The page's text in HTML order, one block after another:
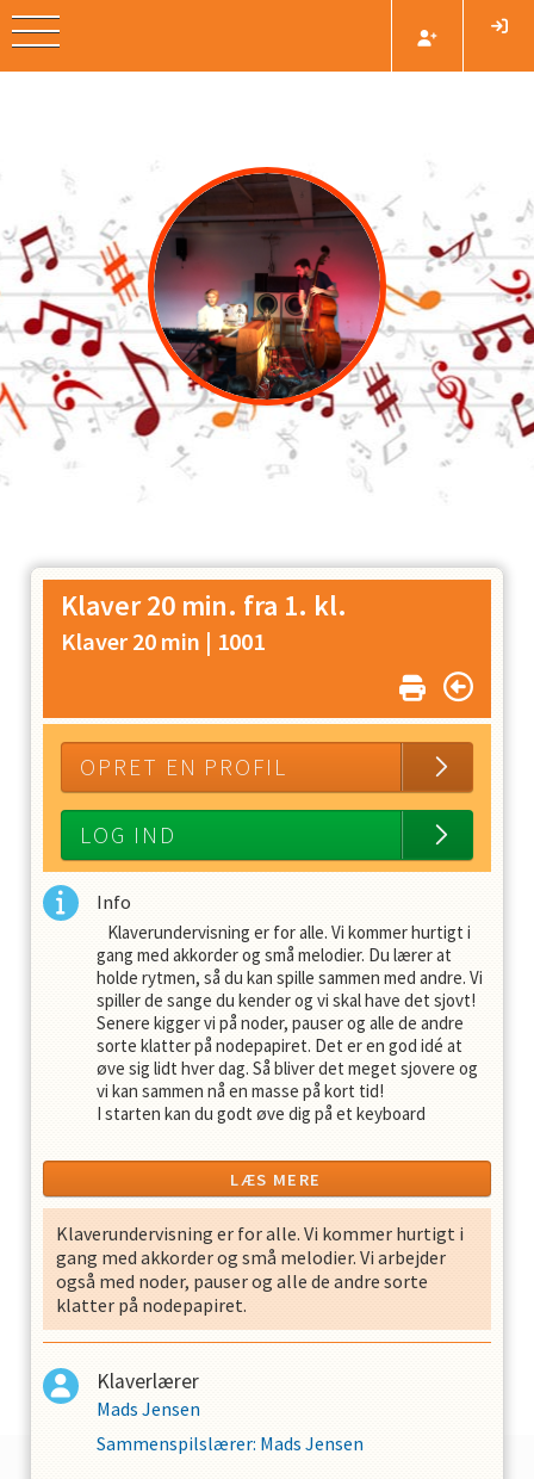
Klaver 20 min. fra 1. kl.
Klaver 20 min | 1001
OPRET EN PROFIL
LOG IND
Info
Klaverundervisning er for alle. Vi kommer hurtigt i
gang med akkorder og små melodier. Du lærer at
holde rytmen, så du kan spille sammen med andre. Vi
spiller de sange du kender og vi skal have det sjovt!
Senere kigger vi på noder, pauser og alle de andre
sorte klatter på nodepapiret. Det er en god idé at
øve sig lidt hver dag. Så bliver det meget sjovere og
vi kan sammen nå en masse på kort tid!
I starten kan du godt øve dig på et keyboard
eller digital-klaver med vægtede tangenter.
LÆS MERE
Klaverundervisning er for alle. Vi kommer hurtigt i
gang med akkorder og små melodier. Vi arbejder
også med noder, pauser og alle de andre sorte
klatter på nodepapiret.
Klaverlærer
Mads Jensen
Sammenspilslærer: Mads Jensen